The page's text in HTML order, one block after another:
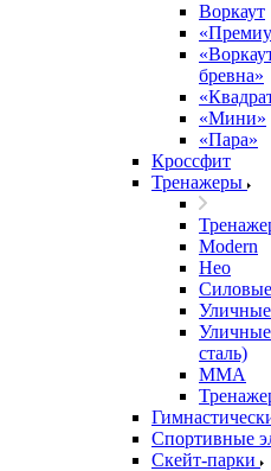
Воркаут
бревна»
«Мини»
«Пара»
Кроссфит
Тренажеры
Modern
Нео
сталь)
ММА
Спортивные
Скейт-парки